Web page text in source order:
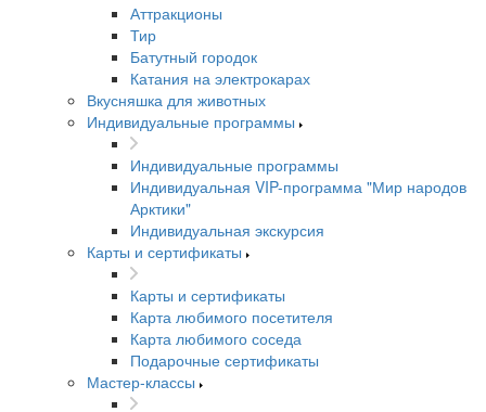
Аттракционы
Тир
Батутный городок
Катания на электрокарах
Вкусняшка для животных
Индивидуальные программы
Индивидуальные программы
Индивидуальная VIP-программа "Мир народов
Арктики"
Индивидуальная экскурсия
Карты и сертификаты
Карты и сертификаты
Карта любимого посетителя
Карта любимого соседа
Подарочные сертификаты
Мастер-классы